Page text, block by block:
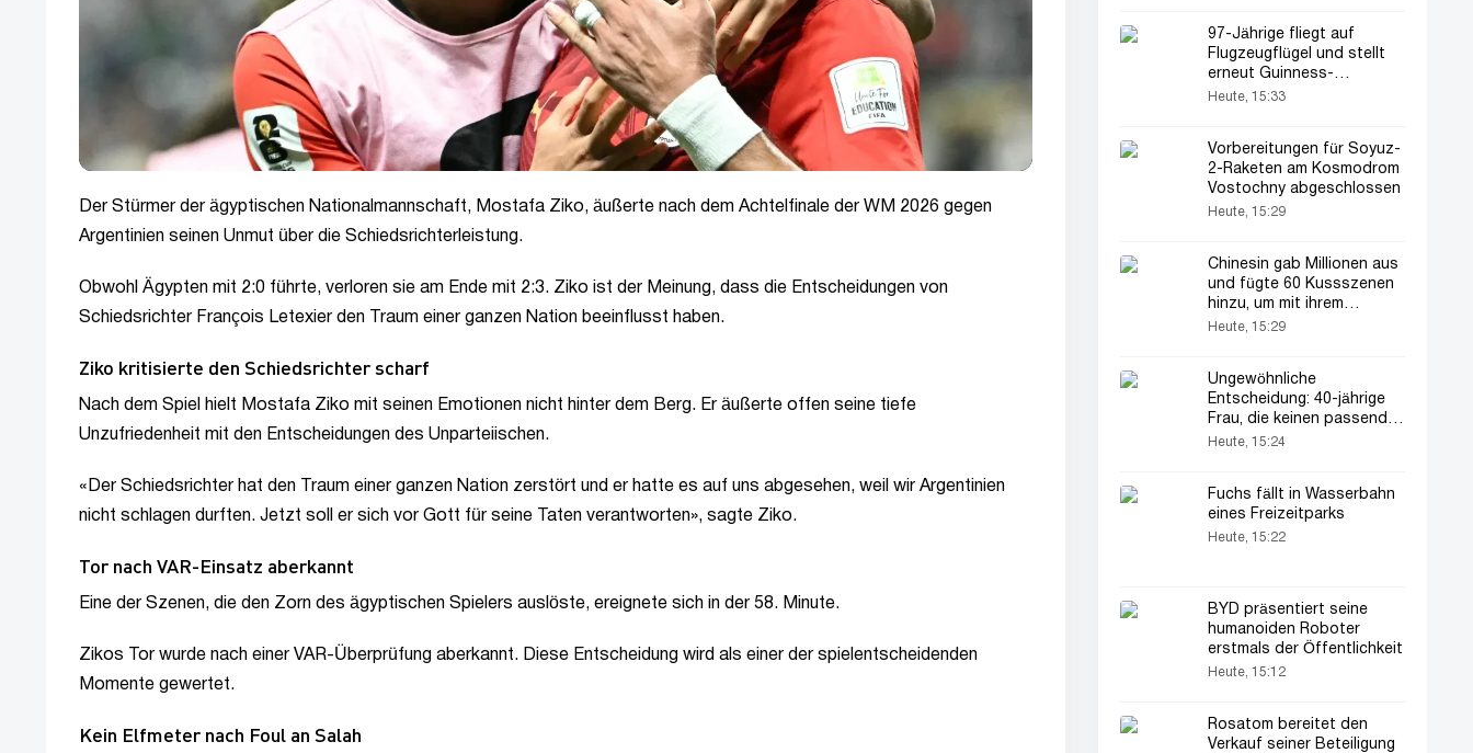
Der Stürmer der ägyptischen Nationalmannschaft, Mostafa Ziko, äußerte nach dem Achtelfinale der WM 2026 gegen
Argentinien seinen Unmut über die Schiedsrichterleistung.
Obwohl Ägypten mit 2:0 führte, verloren sie am Ende mit 2:3. Ziko ist der Meinung, dass die Entscheidungen von
Schiedsrichter François Letexier den Traum einer ganzen Nation beeinflusst haben.
Ziko kritisierte den Schiedsrichter scharf
Nach dem Spiel hielt Mostafa Ziko mit seinen Emotionen nicht hinter dem Berg. Er äußerte offen seine tiefe
Unzufriedenheit mit den Entscheidungen des Unparteiischen.
«Der Schiedsrichter hat den Traum einer ganzen Nation zerstört und er hatte es auf uns abgesehen, weil wir Argentinien
nicht schlagen durften. Jetzt soll er sich vor Gott für seine Taten verantworten», sagte Ziko.
Tor nach VAR-Einsatz aberkannt
Eine der Szenen, die den Zorn des ägyptischen Spielers auslöste, ereignete sich in der 58. Minute.
Zikos Tor wurde nach einer VAR-Überprüfung aberkannt. Diese Entscheidung wird als einer der spielentscheidenden
Momente gewertet.
Kein Elfmeter nach Foul an Salah
97-Jährige fliegt auf
Flugzeugflügel und stellt
erneut Guinness-
Weltrekord auf
Heute, 15:33
Vorbereitungen für Soyuz-
2-Raketen am Kosmodrom
Vostochny abgeschlossen
Heute, 15:29
Chinesin gab Millionen aus
und fügte 60 Kussszenen
hinzu, um mit ihrem
Lieblingsschauspieler zu
Heute, 15:29
Ungewöhnliche
Entscheidung: 40-jährige
Frau, die keinen passenden
Mann fand, heiratete sich
Heute, 15:24
Fuchs fällt in Wasserbahn
eines Freizeitparks
Heute, 15:22
BYD präsentiert seine
humanoiden Roboter
erstmals der Öffentlichkeit
Heute, 15:12
Rosatom bereitet den
Verkauf seiner Beteiligung